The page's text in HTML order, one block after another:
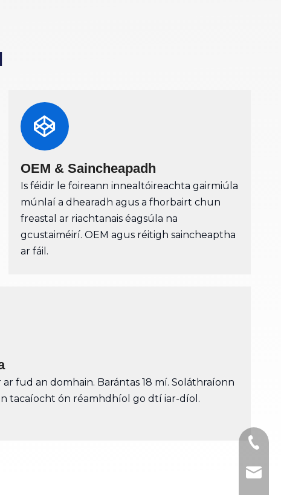
OEM & Saincheapadh
Is féidir le foireann innealtóireachta gairmiúla
múnlaí a dhearadh agus a fhorbairt chun
freastal ar riachtanais éagsúla na
gcustaiméirí. OEM agus réitigh saincheaptha
ar fáil.
fud an domhain. Barántas 18 mí. Soláthraíonn
tacaíocht ón réamhdhíol go dtí iar-díol.
+86-